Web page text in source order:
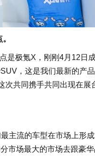
是极氪X，刚刚4月12日
，这是我们最新的产
次共同携手共同出现在展
主流的车型在市场上形
市场最大的市场去跟豪